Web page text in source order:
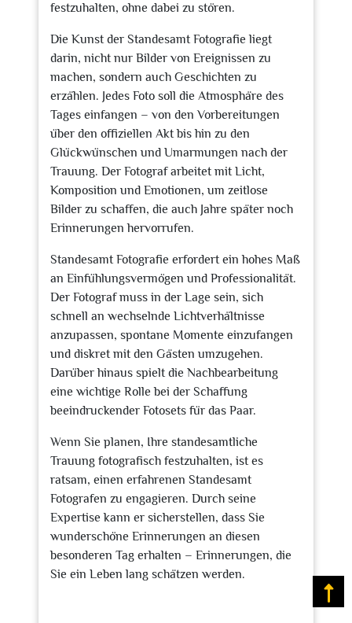
festzuhalten, ohne dabei zu stören.
Die Kunst der Standesamt Fotografie liegt
darin, nicht nur Bilder von Ereignissen zu
machen, sondern auch Geschichten zu
erzählen. Jedes Foto soll die Atmosphäre des
Tages einfangen – von den Vorbereitungen
über den offiziellen Akt bis hin zu den
Glückwünschen und Umarmungen nach der
Trauung. Der Fotograf arbeitet mit Licht,
Komposition und Emotionen, um zeitlose
Bilder zu schaffen, die auch Jahre später noch
Erinnerungen hervorrufen.
Standesamt Fotografie erfordert ein hohes Maß
an Einfühlungsvermögen und Professionalität.
Der Fotograf muss in der Lage sein, sich
schnell an wechselnde Lichtverhältnisse
anzupassen, spontane Momente einzufangen
und diskret mit den Gästen umzugehen.
Darüber hinaus spielt die Nachbearbeitung
eine wichtige Rolle bei der Schaffung
beeindruckender Fotosets für das Paar.
Wenn Sie planen, Ihre standesamtliche
Trauung fotografisch festzuhalten, ist es
ratsam, einen erfahrenen Standesamt
Fotografen zu engagieren. Durch seine
Expertise kann er sicherstellen, dass Sie
wunderschöne Erinnerungen an diesen
besonderen Tag erhalten – Erinnerungen, die
Sie ein Leben lang schätzen werden.